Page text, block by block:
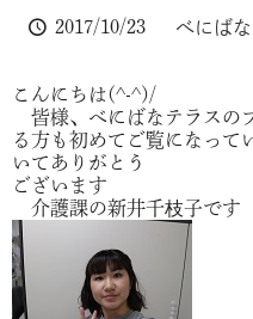
2017/10/23 べにば
こんにちは(^-^)/
皆様、べにばなテラスの
る方も初めてご覧になって
いてありがとう
ございます
介護課の新井千枝子です